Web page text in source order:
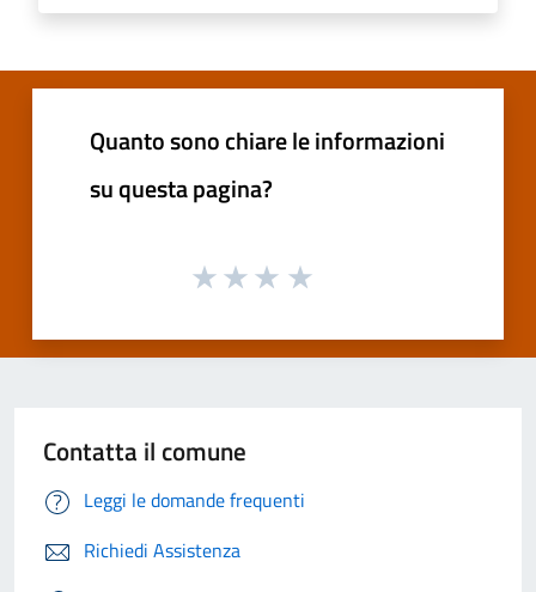
Quanto sono chiare le informazioni
su questa pagina?
Contatta il comune
Leggi le domande frequenti
Richiedi Assistenza